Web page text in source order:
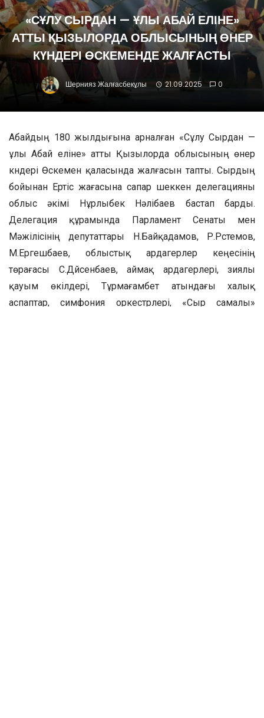
«СҰЛУ СЫРДАН — ҰЛЫ АБАЙ ЕЛІНЕ»
АТТЫ ҚЫЗЫЛОРДА ОБЛЫСЫНЫҢ ӨНЕР
КҮНДЕРІ ӨСКЕМЕНДЕ ЖАЛҒАСТЫ
Шернияз Жалғасбекұлы 21.09.2025 0
Абайдың 180 жылдығына арналған «Сұлу Сырдан —
ұлы Абай еліне» атты Қызылорда облысының өнер
күндері Өскемен қаласында жалғасын тапты. Сырдың
бойынан Ертіс жағасына сапар шеккен делегацияны
облыс әкімі Нұрлыбек Нәлібаев бастап барды.
Делегация құрамында Парламент Сенаты мен
Мәжілісінің депутаттары Н.Байқадамов, Р.Рүстемов,
М.Ергешбаев, облыстық ардагерлер кеңесінің
төрағасы С.Дүйсенбаев, аймақ ардагерлері, зиялы
қауым өкілдері, Тұрмағамбет атындағы халық
аспаптар, симфония оркестрлері, «Сыр самалы»